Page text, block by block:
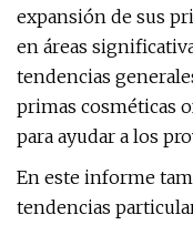
expansión de sus
en áreas
tendencias
primas cosméticas
para ayudar a los
En este informe
tendencias